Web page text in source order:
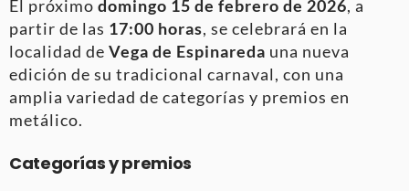
El próximo domingo 15 de febrero de 2026, a
partir de las 17:00 horas, se celebrará en la
localidad de Vega de Espinareda una nueva
edición de su tradicional carnaval, con una
amplia variedad de categorías y premios en
metálico.
Categorías y premios